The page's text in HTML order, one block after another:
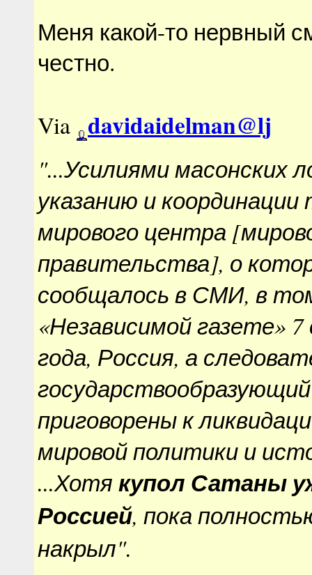
Меня какой-то нервный
честно.
Via davidaidelman@lj
"...Усилиями масонских
указанию и координации
мирового центра
правительства], о
сообщалось в СМИ, в
«Независимой газете»
года, Россия, а
приговорены к
мировой политики и
...Хотя купол Сатаны
Россией, пока
накрыл".